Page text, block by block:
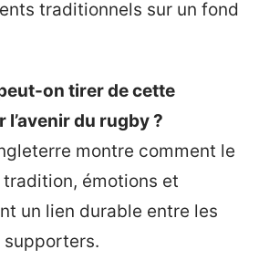
traditionnels sur un fond
on tirer de cette
du rugby ?
montre comment le
émotions et
un lien durable entre les
supporters.